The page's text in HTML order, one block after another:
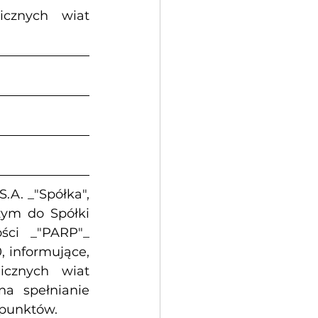
wiat
_"Spółka",
do Spółki
_"PARP"_
informujące,
wiat
spełnianie